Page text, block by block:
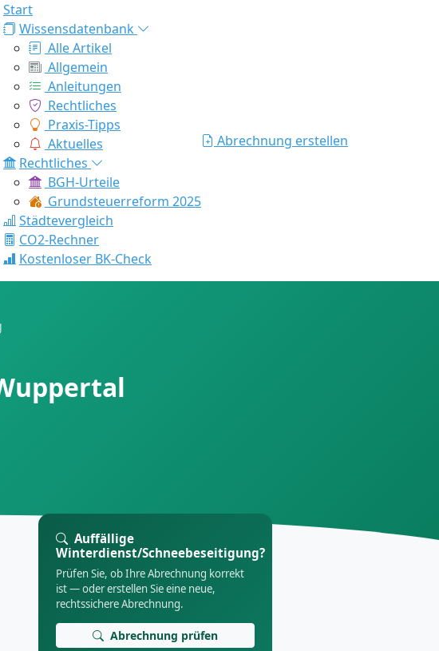
Start
Wissensdatenbank
Alle Artikel
Allgemein
Anleitungen
Rechtliches
Praxis-Tipps
Aktuelles
Rechtliches
BGH-Urteile
Grundsteuerreform 2025
Städtevergleich
CO2-Rechner
Kostenloser BK-Check
Abrechnung erstellen
Auffällige
Winterdienst/Schneebeseitigung?
Prüfen Sie, ob Ihre Abrechnung korrekt
ist — oder erstellen Sie eine neue,
rechtssichere Abrechnung.
Abrechnung prüfen